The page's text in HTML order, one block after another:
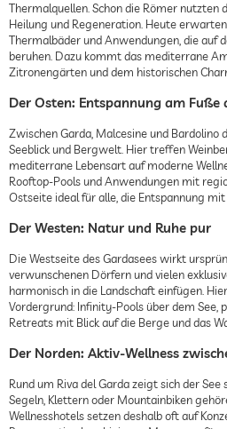
Thermalquellen. Schon die Römer nutzten
Heilung und Regeneration. Heute
Thermalbäder und Anwendungen, die auf
beruhen. Dazu kommt das mediterrane
Zitronengärten und dem historischen
Der Osten: Entspannung am Fuße
Zwischen Garda, Malcesine und Bardolino
Seeblick und Bergwelt. Hier treffen
mediterrane Lebensart auf moderne
Rooftop-Pools und Anwendungen mit
Ostseite ideal für alle, die Entspannung
Der Westen: Natur und Ruhe pur
Die Westseite des Gardasees wirkt
verwunschenen Dörfern und vielen
harmonisch in die Landschaft einfügen.
Vordergrund: Infinity-Pools über dem See,
Retreats mit Blick auf die Berge und das
Der Norden: Aktiv-Wellness
Rund um Riva del Garda zeigt sich der See
Segeln, Klettern oder Mountainbiken
Wellnesshotels setzen deshalb oft auf